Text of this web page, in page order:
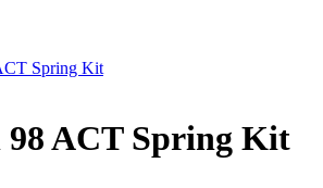
98 ACT Spring Kit